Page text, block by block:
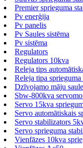
Premier sprieguma
Pv enerģija
Pv panelis
Pv Saules sistēma
Pv sistēma
Regulators
Regulators 10kva
Releja tips
Releja tipa
Dzīvojamo māju
Sbw-800kva
Servo 15kva
Servo automātiskais
Servo stabilizators
Servo sprieguma
Vienfāzes 10kva